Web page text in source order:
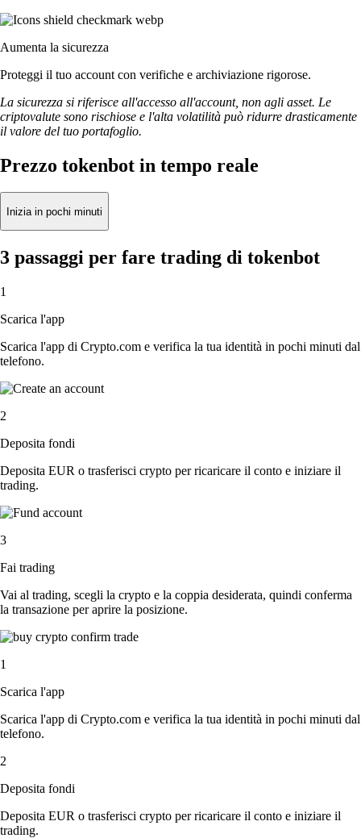
Aumenta la sicurezza
Proteggi il tuo account con verifiche e archiviazione rigorose.
La sicurezza si riferisce all'accesso all'account, non agli asset. Le
criptovalute sono rischiose e l'alta volatilità può ridurre drasticamente
il valore del tuo portafoglio.
Prezzo tokenbot in tempo reale
Inizia in pochi minuti
3 passaggi per fare trading di tokenbot
1
Scarica l'app
Scarica l'app di Crypto.com e verifica la tua identità in pochi minuti dal
telefono.
2
Deposita fondi
Deposita EUR o trasferisci crypto per ricaricare il conto e iniziare il
trading.
3
Fai trading
Vai al trading, scegli la crypto e la coppia desiderata, quindi conferma
la transazione per aprire la posizione.
1
Scarica l'app
Scarica l'app di Crypto.com e verifica la tua identità in pochi minuti dal
telefono.
2
Deposita fondi
Deposita EUR o trasferisci crypto per ricaricare il conto e iniziare il
trading.